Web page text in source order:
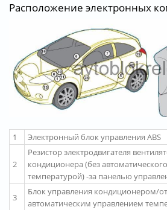
Расположение электронных
1 Электронный блок управления ABS
2
Резистор электродвигателя
кондиционера (без
температурой) -за панелью
3
Блок управления кондиционером/
автоматическим управлением